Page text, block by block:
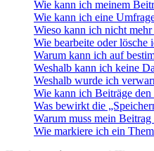
Wie kann ich meinem
Wie kann ich eine
Wieso kann ich nicht
Wie bearbeite oder lösche
Warum kann ich auf
Weshalb kann ich keine
Weshalb wurde ich
Wie kann ich Beiträge
Was bewirkt die
Warum muss mein
Wie markiere ich ein